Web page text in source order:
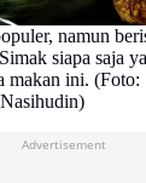
namun
siapa saja
makan ini. (Foto:
Advertisement